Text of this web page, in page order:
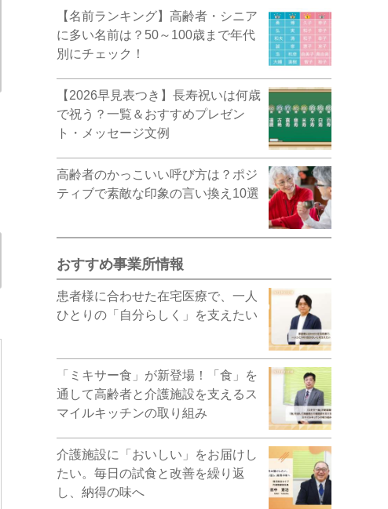
【名前ランキング】高齢者・シニア
に多い名前は？50～100歳まで年代
別にチェック！
【2026早見表つき】長寿祝いは何歳
で祝う？一覧＆おすすめプレゼン
ト・メッセージ文例
高齢者のかっこいい呼び方は？ポジ
ティブで素敵な印象の言い換え10選
おすすめ事業所情報
患者様に合わせた在宅医療で、一人
ひとりの「自分らしく」を支えたい
「ミキサー食」が新登場！「食」を
通して高齢者と介護施設を支えるス
マイルキッチンの取り組み
介護施設に「おいしい」をお届けし
たい。毎日の試食と改善を繰り返
し、納得の味へ